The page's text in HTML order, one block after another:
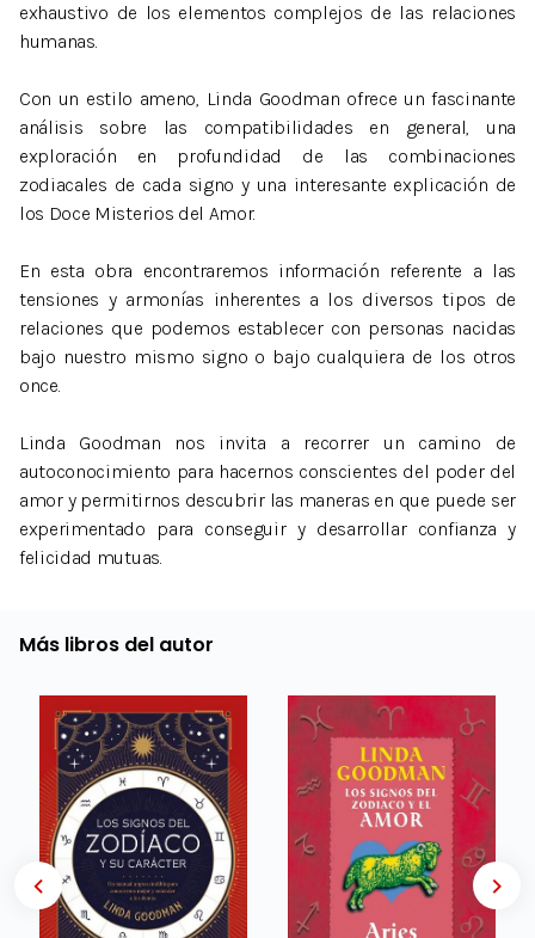
exhaustivo de los elementos complejos de las relaciones
humanas.
Con un estilo ameno, Linda Goodman ofrece un fascinante
análisis sobre las compatibilidades en general, una
exploración en profundidad de las combinaciones
zodiacales de cada signo y una interesante explicación de
los Doce Misterios del Amor.
En esta obra encontraremos información referente a las
tensiones y armonías inherentes a los diversos tipos de
relaciones que podemos establecer con personas nacidas
bajo nuestro mismo signo o bajo cualquiera de los otros
once.
Linda Goodman nos invita a recorrer un camino de
autoconocimiento para hacernos conscientes del poder del
amor y permitirnos descubrir las maneras en que puede ser
experimentado para conseguir y desarrollar confianza y
felicidad mutuas.
Más libros del autor